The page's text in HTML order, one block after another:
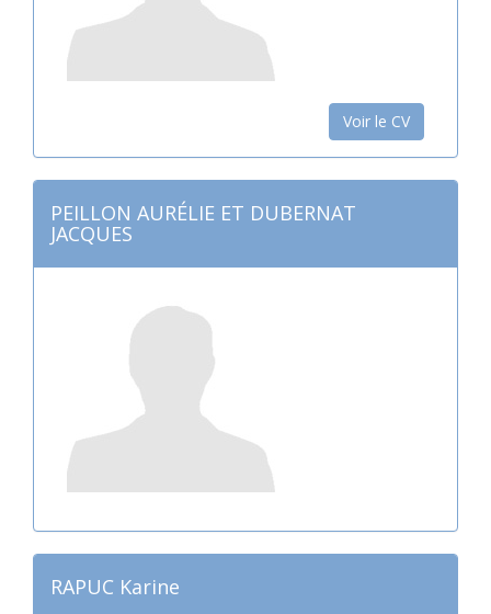
Voir le CV
PEILLON AURÉLIE ET DUBERNAT
JACQUES
RAPUC Karine